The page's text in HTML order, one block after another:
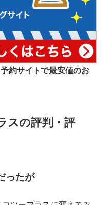
約サイトで最安値のお
スの評判・評
ったが